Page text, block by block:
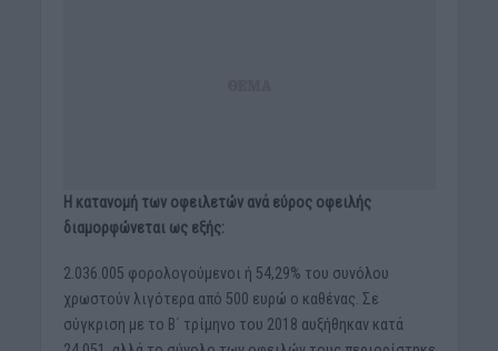
Η κατανομή των οφειλετών ανά εύρος οφειλής
διαμορφώνεται ως εξής:
2.036.005 φορολογούμενοι ή 54,29% του συνόλου
χρωστούν λιγότερα από 500 ευρώ ο καθένας. Σε
σύγκριση με το Β΄ τρίμηνο του 2018 αυξήθηκαν κατά